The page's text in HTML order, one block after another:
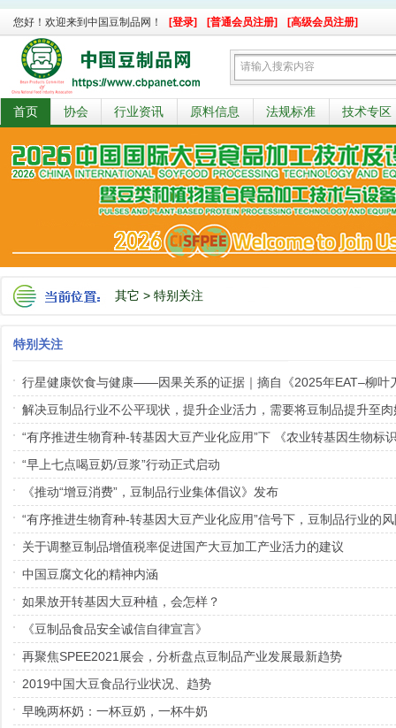
您好！欢迎来到中国豆制品网！ [登录] [普通会员注册] [高级会员注册]
首页 协会 行业资讯 原料信息 法规标准 技术专区
其它 > 特别关注
特别关注
解决豆制品行业不公平现状，提升企业活力，需要将豆制品提升至
“早上七点喝豆奶/豆浆”行动正式启动
《推动“增豆消费”，豆制品行业集体倡议》发布
关于调整豆制品增值税率促进国产大豆加工产业活力的建议
中国豆腐文化的精神内涵
如果放开转基因大豆种植，会怎样？
《豆制品食品安全诚信自律宣言》
再聚焦SPEE2021展会，分析盘点豆制品产业发展最新趋势
2019中国大豆食品行业状况、趋势
早晚两杯奶：一杯豆奶，一杯牛奶